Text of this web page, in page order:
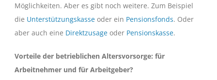
Möglichkeiten. Aber es gibt noch weitere. Zum Beispiel
die Unterstützungskasse oder ein Pensionsfonds. Oder
aber auch eine Direktzusage oder Pensionskasse.
Vorteile der betrieblichen Altersvorsorge: für
Arbeitnehmer und für Arbeitgeber?